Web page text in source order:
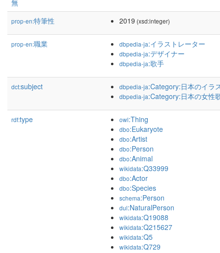
無
prop-en:特筆性 2019 (xsd:integer)
prop-en:職業 dbpedia-ja:イラストレーター
dbpedia-ja:デザイナー
dbpedia-ja:歌手
dct:subject dbpedia-ja:Category:日本のイラ
dbpedia-ja:Category:日本の女性
rdf:type owl:Thing
dbo:Eukaryote
dbo:Artist
dbo:Person
dbo:Animal
wikidata:Q33999
dbo:Actor
dbo:Species
schema:Person
dul:NaturalPerson
wikidata:Q19088
wikidata:Q215627
wikidata:Q5
wikidata:Q729